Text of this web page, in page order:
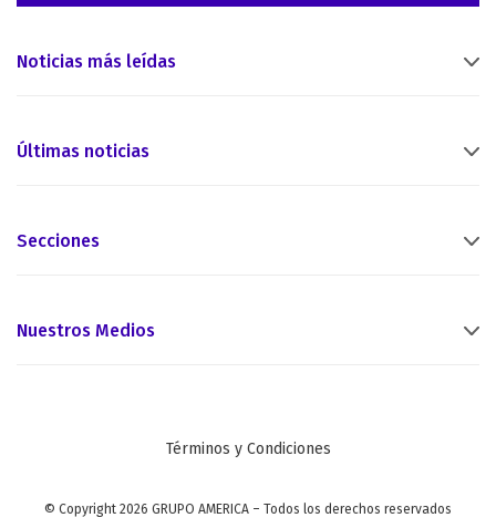
Noticias más leídas
Últimas noticias
Secciones
Nuestros Medios
Términos y Condiciones
© Copyright 2026 GRUPO AMERICA – Todos los derechos reservados